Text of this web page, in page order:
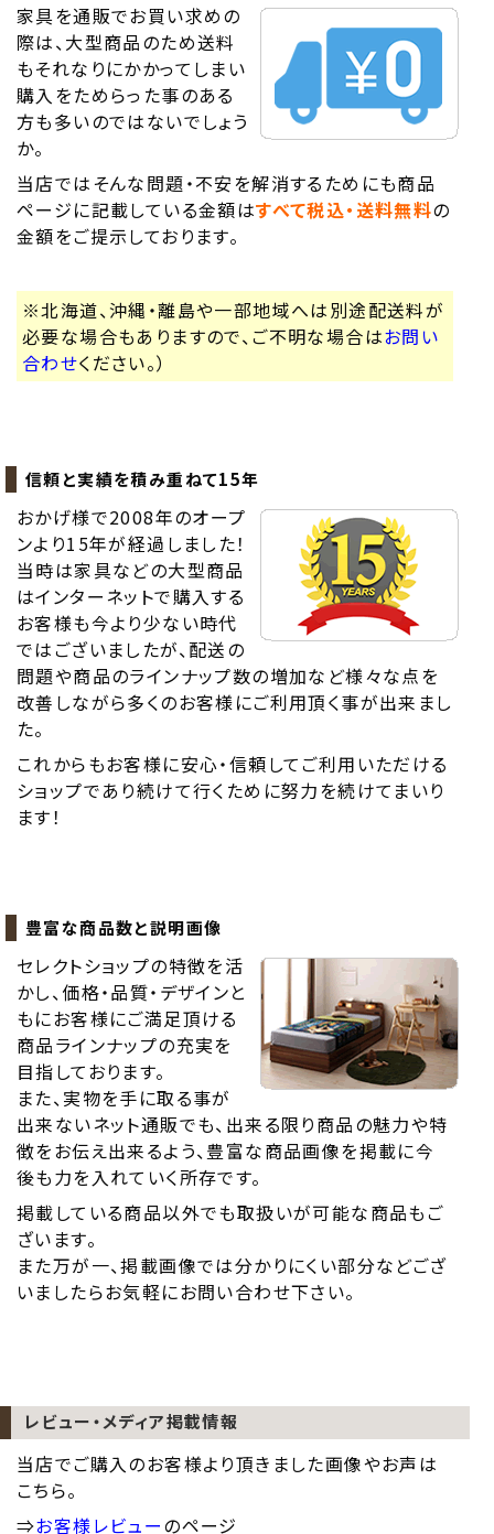
家具を通販でお買い求めの
際は、大型商品のため送料
もそれなりにかかってしまい
購入をためらった事のある
方も多いのではないでしょう
か。
当店ではそんな問題・不安を解消するためにも商品
ページに記載している金額はすべて税込・送料無料の
金額をご提示しております。
※北海道、沖縄・離島や一部地域へは別途配送料が
必要な場合もありますので、ご不明な場合はお問い
合わせください。）
信頼と実績を積み重ねて15年
おかげ様で2008年のオープ
ンより15年が経過しました！
当時は家具などの大型商品
はインターネットで購入する
お客様も今より少ない時代
ではございましたが、配送の
問題や商品のラインナップ数の増加など様々な点を
改善しながら多くのお客様にご利用頂く事が出来まし
た。
これからもお客様に安心・信頼してご利用いただける
ショップであり続けて行くために努力を続けてまいり
ます！
豊富な商品数と説明画像
セレクトショップの特徴を活
かし、価格・品質・デザインと
もにお客様にご満足頂ける
商品ラインナップの充実を
目指しております。
また、実物を手に取る事が
出来ないネット通販でも、出来る限り商品の魅力や特
徴をお伝え出来るよう、豊富な商品画像を掲載に今
後も力を入れていく所存です。
掲載している商品以外でも取扱いが可能な商品もご
ざいます。
また万が一、掲載画像では分かりにくい部分などござ
いましたらお気軽にお問い合わせ下さい。
レビュー・メディア掲載情報
当店でご購入のお客様より頂きました画像やお声は
こちら。
⇒お客様レビューのページ